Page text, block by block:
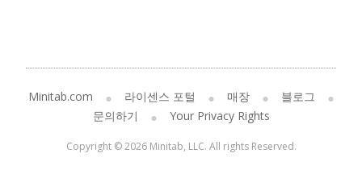
Minitab.com 라이센스 포털 매장
블로그
문의하기
Your Privacy Rights
Copyright © 2026 Minitab, LLC. All rights Reserved.